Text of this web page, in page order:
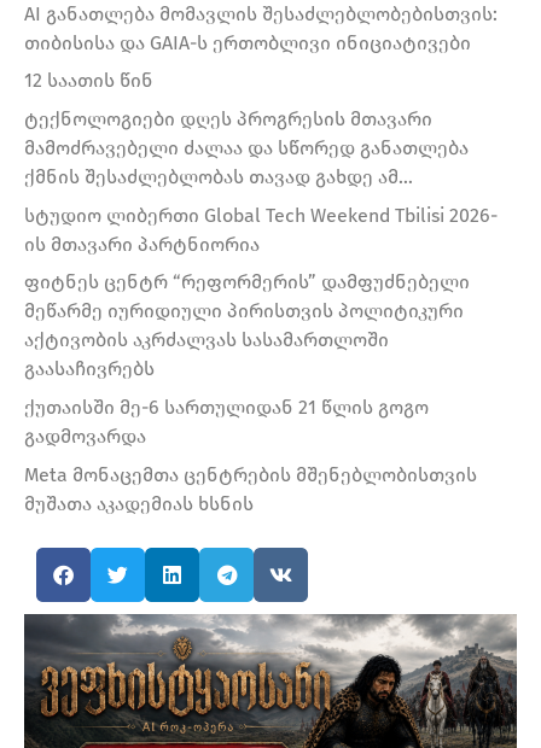
AI განათლება მომავლის შესაძლებლობებისთვის:
თიბისისა და GAIA-ს ერთობლივი ინიციატივები
12 საათის წინ
ტექნოლოგიები დღეს პროგრესის მთავარი
მამოძრავებელი ძალაა და სწორედ განათლება
ქმნის შესაძლებლობას თავად გახდე ამ…
სტუდიო ლიბერთი Global Tech Weekend Tbilisi 2026-
ის მთავარი პარტნიორია
ფიტნეს ცენტრ “რეფორმერის” დამფუძნებელი
მეწარმე იურიდიული პირისთვის პოლიტიკური
აქტივობის აკრძალვას სასამართლოში
გაასაჩივრებს
ქუთაისში მე-6 სართულიდან 21 წლის გოგო
გადმოვარდა
Meta მონაცემთა ცენტრების მშენებლობისთვის
მუშათა აკადემიას ხსნის